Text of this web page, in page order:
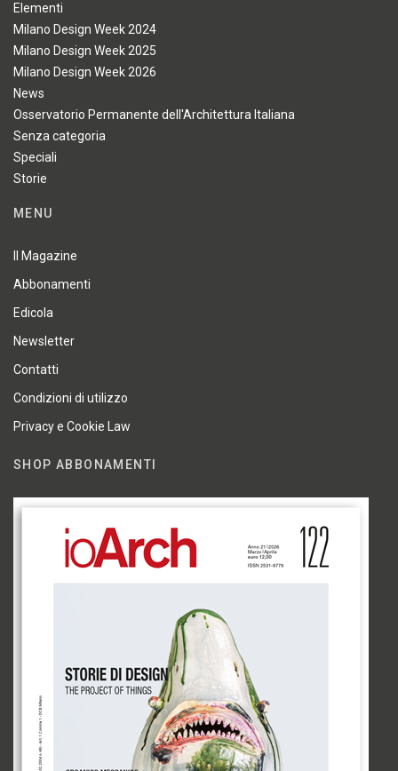
Elementi
Milano Design Week 2024
Milano Design Week 2025
Milano Design Week 2026
News
Osservatorio Permanente dell'Architettura Italiana
Senza categoria
Speciali
Storie
MENU
Il Magazine
Abbonamenti
Edicola
Newsletter
Contatti
Condizioni di utilizzo
Privacy e Cookie Law
SHOP ABBONAMENTI